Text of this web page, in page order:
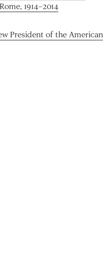
1914–2014
President of the American